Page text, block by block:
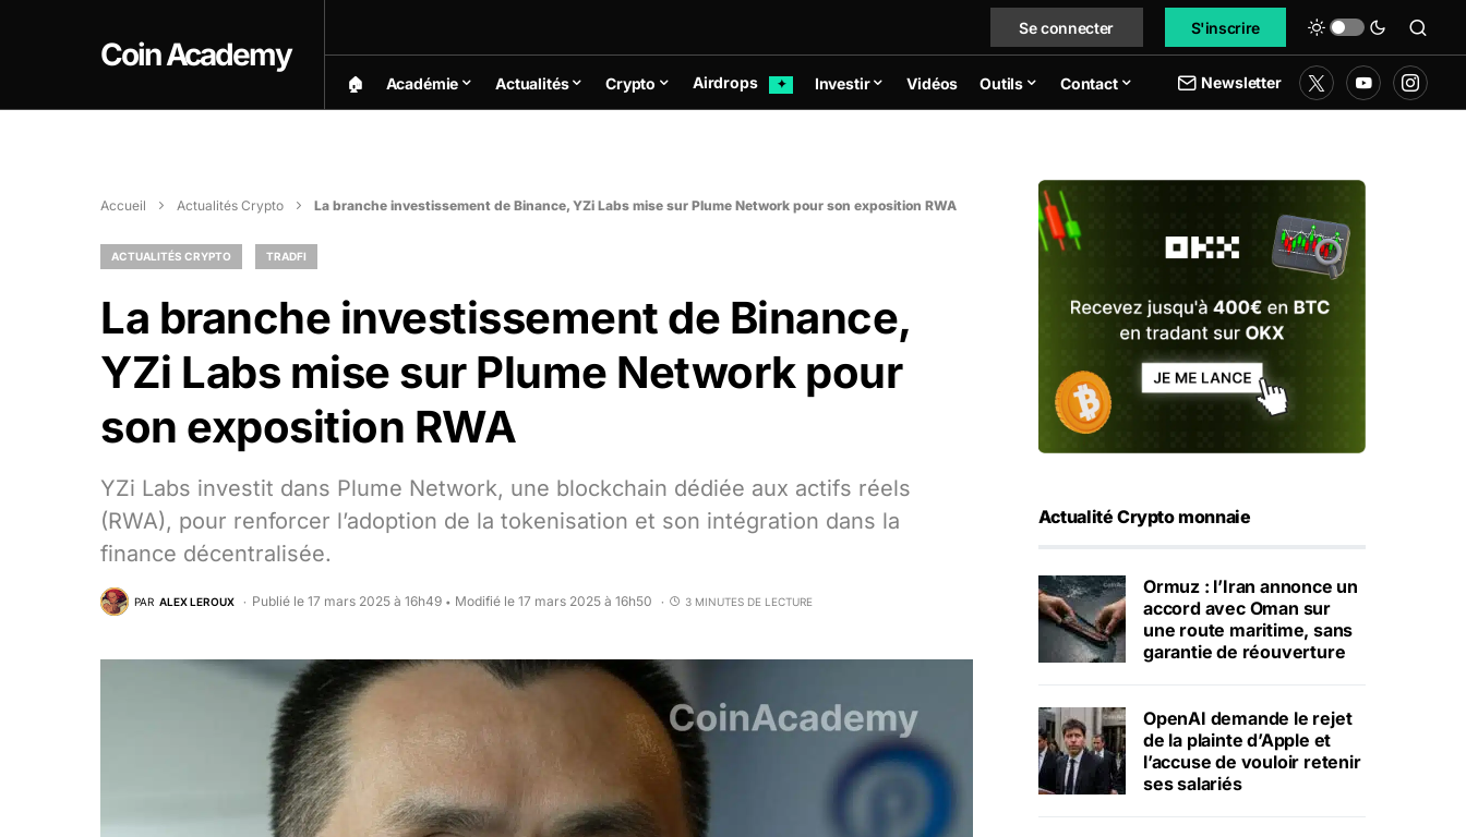
Coin Academy
Se connecter S'inscrire
🏠︎ Académie Actualités Crypto Airdrops ✦ Investir Vidéos Outils Contact Newsletter
Accueil Actualités Crypto La branche investissement de Binance, YZi Labs mise sur Plume Network pour son exposition RWA
ACTUALITÉS CRYPTO TRADFI
La branche investissement de Binance,
YZi Labs mise sur Plume Network pour
son exposition RWA
YZi Labs investit dans Plume Network, une blockchain dédiée aux actifs réels
(RWA), pour renforcer l’adoption de la tokenisation et son intégration dans la
finance décentralisée.
PAR ALEX LEROUX Publié le 17 mars 2025 à 16h49 • Modifié le 17 mars 2025 à 16h50 3 MINUTES DE LECTURE
Actualité Crypto monnaie
Ormuz : l’Iran annonce un
accord avec Oman sur
une route maritime, sans
garantie de réouverture
OpenAI demande le rejet
de la plainte d’Apple et
l’accuse de vouloir retenir
ses salariés